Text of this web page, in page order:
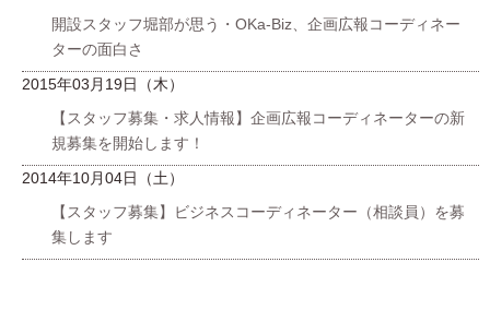
開設スタッフ堀部が思う・OKa-Biz、企画広報コーディネー
ターの面白さ
2015年03月19日（木）
【スタッフ募集・求人情報】企画広報コーディネーターの新
規募集を開始します！
2014年10月04日（土）
【スタッフ募集】ビジネスコーディネーター（相談員）を募
集します